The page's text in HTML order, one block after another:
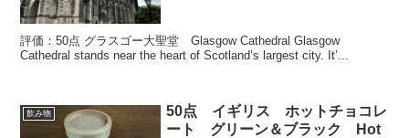
評価：50点 グラスゴー大聖堂 Glasgow Cathedral Glasgow
Cathedral stands near the heart of Scotland’s largest city. It’...
飲み物
50点 イギリス ホットチョコレ
ート グリーン＆ブラック Hot